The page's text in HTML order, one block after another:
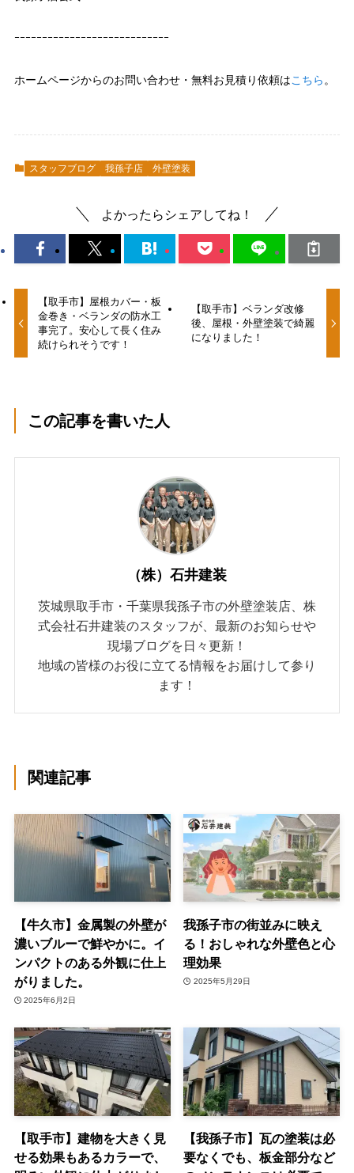
ｰｰｰｰｰｰｰｰｰｰｰｰｰｰｰｰｰｰｰｰｰｰｰｰｰｰｰｰ
ホームページからのお問い合わせ・無料お見積り依頼はこちら 。
スタッフブログ 我孫子店 外壁塗装
よかったらシェアしてね！
【取手市】屋根カバー・板
金巻き・ベランダの防水工
事完了。安心して長く住み
続けられそうです！
【取手市】ベランダ改修
後、屋根・外壁塗装で綺麗
になりました！
この記事を書いた人
（株）石井建装
茨城県取手市・千葉県我孫子市の外壁塗装店、株
式会社石井建装のスタッフが、最新のお知らせや
現場ブログを日々更新！
地域の皆様のお役に立てる情報をお届けして参り
ます！
関連記事
【牛久市】金属製の外壁が
濃いブルーで鮮やかに。イ
ンパクトのある外観に仕上
がりました。
2025年6月2日
我孫子市の街並みに映え
る！おしゃれな外壁色と心
理効果
2025年5月29日
【取手市】建物を大きく見
せる効果もあるカラーで、
【我孫子市】瓦の塗装は必
要なくでも、板金部分など